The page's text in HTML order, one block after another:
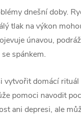
dnešní doby.
tlak na výkon
únavou,
spánkem.
vytvořit domácí
pomoci navodit
ani depresi, ale